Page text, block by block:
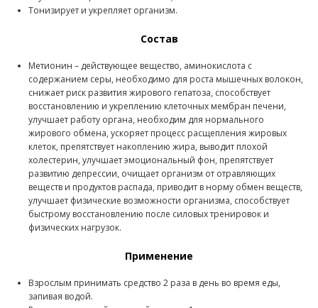
Тонизирует и укрепляет организм.
Состав
Метионин – действующее вещество, аминокислота с
содержанием серы, необходимо для роста мышечных волокон,
снижает риск развития жирового гепатоза, способствует
восстановлению и укреплению клеточных мембран печени,
улучшает работу органа, необходим для нормального
жирового обмена, ускоряет процесс расщепления жировых
клеток, препятствует накоплению жира, выводит плохой
холестерин, улучшает эмоциональный фон, препятствует
развитию депрессии, очищает организм от отравляющих
веществ и продуктов распада, приводит в норму обмен веществ,
улучшает физические возможности организма, способствует
быстрому восстановлению после силовых тренировок и
физических нагрузок.
Применение
Взрослым принимать средство 2 раза в день во время еды,
запивая водой.